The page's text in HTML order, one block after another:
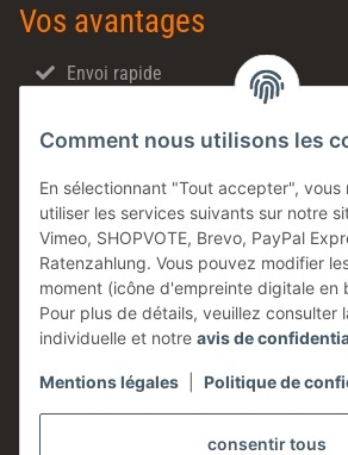
consentir tous
Comment nous utilisons les
En sélectionnant "Tout accepter", vous
utiliser les services suivants sur notre
Vimeo, SHOPVOTE, Brevo, PayPal
Ratenzahlung. Vous pouvez modifier
moment (icône d'empreinte digitale en
Pour plus de détails, veuillez consulter
individuelle et notre avis de
Mentions légales Politique de
Vos avantages
Envoi rapide
Made in Germany
Produits en stock
Entreprise familiale
Conseils technique
Information
Légales